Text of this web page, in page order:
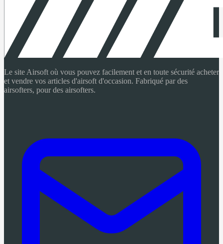
Le site Airsoft où vous pouvez facilement et en toute sécurité acheter
et vendre vos articles d'airsoft d'occasion. Fabriqué par des
airsofters, pour des airsofters.